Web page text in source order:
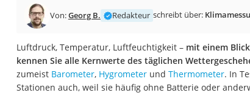
Akku-
Split-
Pelletofen
Von:Georg B. Redakteur schreibt über:
Luftdruck, Temperatur, Luftfeuchtigkeit – mit einem
kennen Sie alle Kernwerte des täglichen
zumeist Barometer, Hygrometerund Thermometer. In
Stationen auch, weil sie häufig ohne Batterie oder